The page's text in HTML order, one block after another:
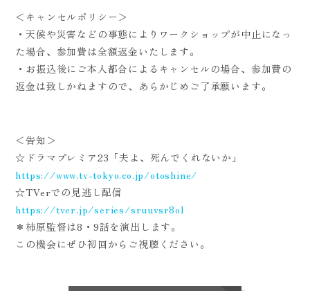
＜キャンセルポリシー＞
・天候や災害などの事態によりワークショップが中止になっ
た場合、参加費は全額返金いたします。
・お振込後にご本人都合によるキャンセルの場合、参加費の
返金は致しかねますので、あらかじめご了承願います。
＜告知＞
☆ドラマプレミア23「夫よ、死んでくれないか」
https://www.tv-tokyo.co.jp/otoshine/
☆TVerでの見逃し配信
https://tver.jp/series/sruuvsr8ol
＊柿原監督は8・9話を演出します。
この機会にぜひ初回からご視聴ください。